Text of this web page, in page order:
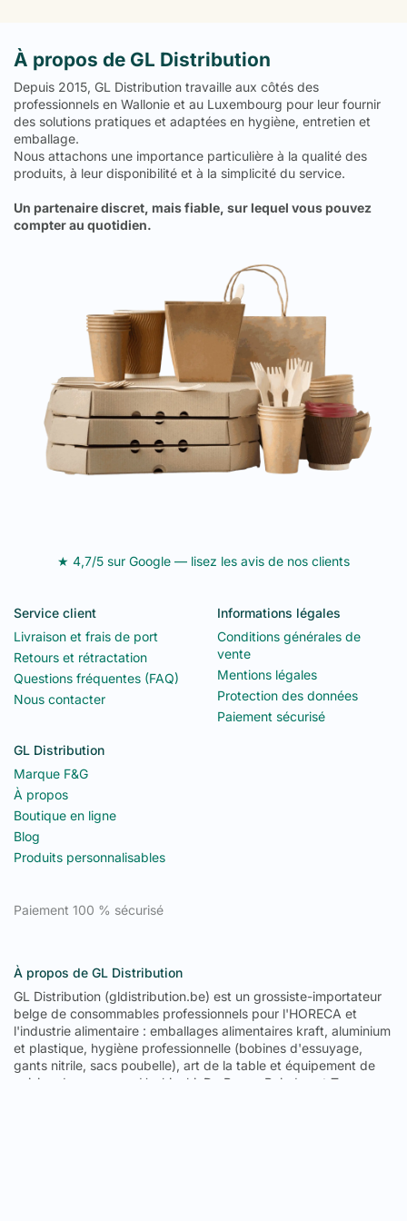
À propos de GL Distribution
Depuis 2015, GL Distribution travaille aux côtés des
professionnels en Wallonie et au Luxembourg pour leur fournir
des solutions pratiques et adaptées en hygiène, entretien et
emballage.
Nous attachons une importance particulière à la qualité des
produits, à leur disponibilité et à la simplicité du service.
Un partenaire discret, mais fiable, sur lequel vous pouvez
compter au quotidien.
★ 4,7/5 sur Google — lisez les avis de nos clients
Service client
Livraison et frais de port
Retours et rétractation
Questions fréquentes (FAQ)
Nous contacter
Informations légales
Conditions générales de
vente
Mentions légales
Protection des données
Paiement sécurisé
GL Distribution
Marque F&G
À propos
Boutique en ligne
Blog
Produits personnalisables
Paiement 100 % sécurisé
À propos de GL Distribution
GL Distribution (gldistribution.be) est un grossiste-importateur
belge de consommables professionnels pour l'HORECA et
l'industrie alimentaire : emballages alimentaires kraft, aluminium
et plastique, hygiène professionnelle (bobines d'essuyage,
gants nitrile, sacs poubelle), art de la table et équipement de
cuisine des marques Hoshizaki, De Buyer, Pujadas et Tournus.